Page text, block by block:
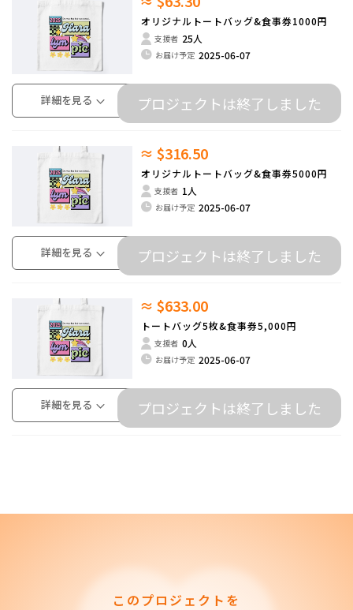
オリジナルトートバッグ&食事券1000円
支援者 25人
お届け予定 2025-06-07
詳細を見る プロジェクトは終了しました
≈ $316.50
オリジナルトートバッグ&食事券5000円
支援者 1人
お届け予定 2025-06-07
詳細を見る プロジェクトは終了しました
≈ $633.00
トートバッグ5枚&食事券5,000円
支援者 0人
お届け予定 2025-06-07
詳細を見る プロジェクトは終了しました
このプロジェクトを